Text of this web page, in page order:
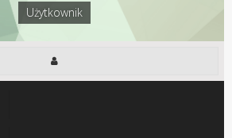
Użytkownik